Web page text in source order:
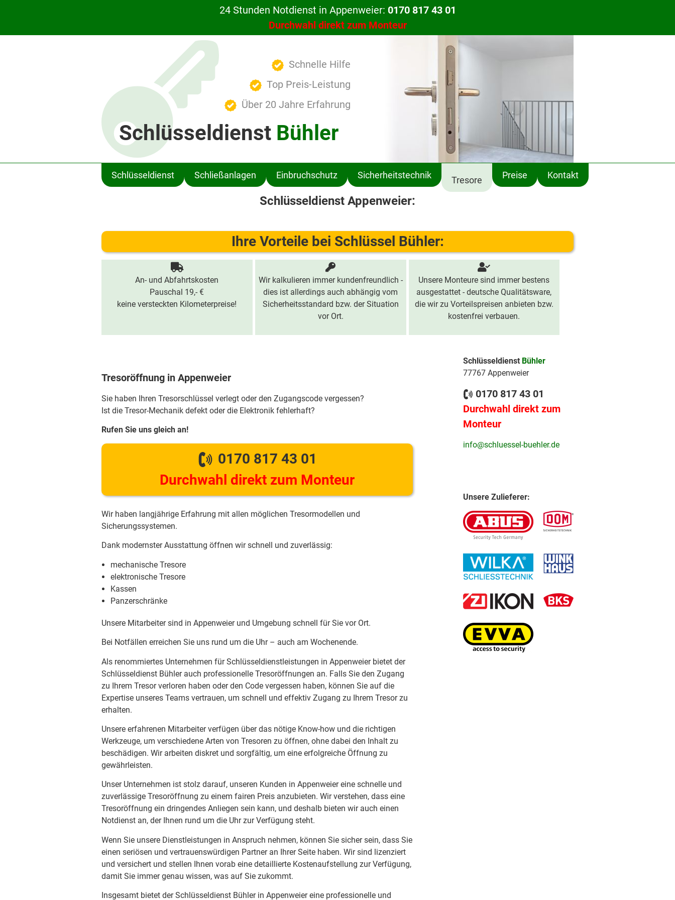
24 Stunden Notdienst in Appenweier: 0170 817 43 01
Durchwahl direkt zum Monteur
Schnelle Hilfe
Top Preis-Leistung
Über 20 Jahre Erfahrung
Schlüsseldienst Bühler
Schlüsseldienst Schließanlagen Einbruchschutz Sicherheitstechnik Tresore Preise Kontakt
Schlüsseldienst Appenweier:
Ihre Vorteile bei Schlüssel Bühler:
An- und Abfahrtskosten
Pauschal 19,- €
keine versteckten Kilometerpreise!
Wir kalkulieren immer kundenfreundlich -
dies ist allerdings auch abhängig vom
Sicherheitsstandard bzw. der Situation
vor Ort.
Unsere Monteure sind immer bestens
ausgestattet - deutsche Qualitätsware,
die wir zu Vorteilspreisen anbieten bzw.
kostenfrei verbauen.
Tresoröffnung in Appenweier
Sie haben Ihren Tresorschlüssel verlegt oder den Zugangscode vergessen?
Ist die Tresor-Mechanik defekt oder die Elektronik fehlerhaft?
Rufen Sie uns gleich an!
0170 817 43 01
Durchwahl direkt zum Monteur
Wir haben langjährige Erfahrung mit allen möglichen Tresormodellen und
Sicherungssystemen.
Dank modernster Ausstattung öffnen wir schnell und zuverlässig:
mechanische Tresore
elektronische Tresore
Kassen
Panzerschränke
Unsere Mitarbeiter sind in Appenweier und Umgebung schnell für Sie vor Ort.
Bei Notfällen erreichen Sie uns rund um die Uhr – auch am Wochenende.
Als renommiertes Unternehmen für Schlüsseldienstleistungen in Appenweier bietet der
Schlüsseldienst Bühler auch professionelle Tresoröffnungen an. Falls Sie den Zugang
zu Ihrem Tresor verloren haben oder den Code vergessen haben, können Sie auf die
Expertise unseres Teams vertrauen, um schnell und effektiv Zugang zu Ihrem Tresor zu
erhalten.
Unsere erfahrenen Mitarbeiter verfügen über das nötige Know-how und die richtigen
Werkzeuge, um verschiedene Arten von Tresoren zu öffnen, ohne dabei den Inhalt zu
beschädigen. Wir arbeiten diskret und sorgfältig, um eine erfolgreiche Öffnung zu
gewährleisten.
Unser Unternehmen ist stolz darauf, unseren Kunden in Appenweier eine schnelle und
zuverlässige Tresoröffnung zu einem fairen Preis anzubieten. Wir verstehen, dass eine
Tresoröffnung ein dringendes Anliegen sein kann, und deshalb bieten wir auch einen
Notdienst an, der Ihnen rund um die Uhr zur Verfügung steht.
Wenn Sie unsere Dienstleistungen in Anspruch nehmen, können Sie sicher sein, dass Sie
einen seriösen und vertrauenswürdigen Partner an Ihrer Seite haben. Wir sind lizenziert
und versichert und stellen Ihnen vorab eine detaillierte Kostenaufstellung zur Verfügung,
damit Sie immer genau wissen, was auf Sie zukommt.
Insgesamt bietet der Schlüsseldienst Bühler in Appenweier eine professionelle und
Schlüsseldienst Bühler
77767 Appenweier
0170 817 43 01
Durchwahl direkt zum
Monteur
info@schluessel-buehler.de
Unsere Zulieferer: